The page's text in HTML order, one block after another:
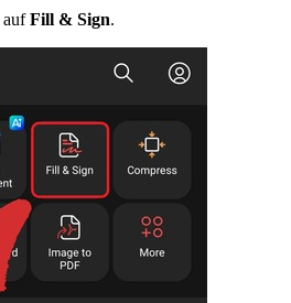
aufFill & Sign.